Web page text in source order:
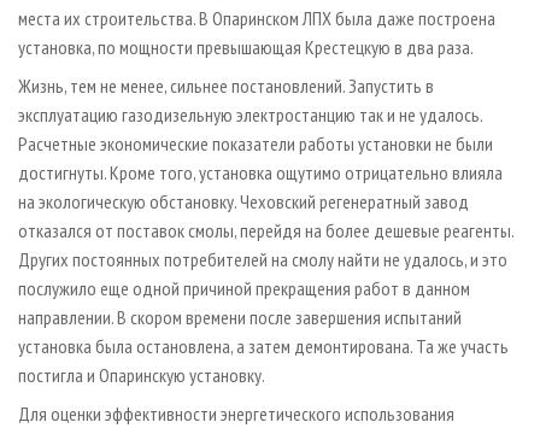
места их строительства. В Опаринском ЛПХ была даже построена
установка, по мощности превышающая Крестецкую в два раза.
Жизнь, тем не менее, сильнее постановлений. Запустить в
эксплуатацию газодизельную электростанцию так и не удалось.
Расчетные экономические показатели работы установки не были
достигнуты. Кроме того, установка ощутимо отрицательно влияла
на экологическую обстановку. Чеховский регенератный завод
отказался от поставок смолы, перейдя на более дешевые реагенты.
Других постоянных потребителей на смолу найти не удалось, и это
послужило еще одной причиной прекращения работ в данном
направлении. В скором времени после завершения испытаний
установка была остановлена, а затем демонтирована. Та же участь
постигла и Опаринскую установку.
Для оценки эффективности энергетического использования